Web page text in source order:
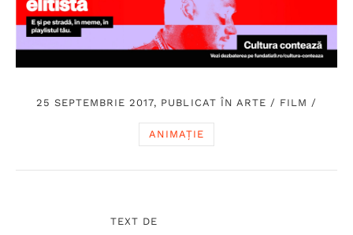
25 SEPTEMBRIE 2017, PUBLICAT ÎN ARTE / FILM /
ANIMAȚIE
TEXT DE